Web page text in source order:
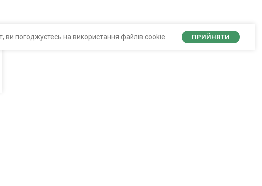
погоджуєтесь на використання файлів cookie. ПРИЙНЯТИ